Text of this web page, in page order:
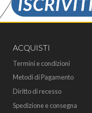
ACQUISTI
Termini e condizioni
Metodi di Pagamento
Diritto di recesso
Spedizione e consegna